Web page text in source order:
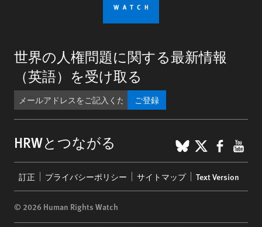
世界の人権問題に関する最新情報
（英語）を受け取る
ご登録
HRWとつながる BlueSky
X
menu
訂正 プライバシーポリシー サイトマップ Text Version
© 2026 Human Rights Watch